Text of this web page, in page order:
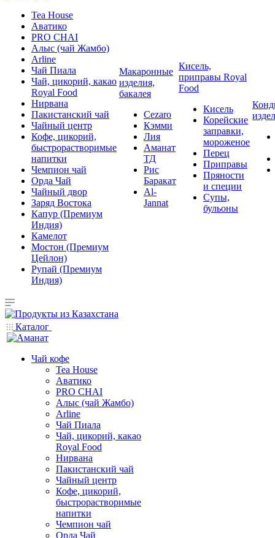
Tea House
Аватико
PRO CHAI
Алыс (чай Жамбо)
Arline
Чай Пиала
Чай, цикорий, какао
Royal Food
Нирвана
Пакистанский чай
Чайный центр
Кофе, цикорий,
быстрорастворимые
напитки
Чемпион чай
Орда Чай
Чайный двор
Заряд Востока
Капур (Премиум
Индия)
Камелот
Мостон (Премиум
Цейлон)
Рупай (Премиум
Индия)
Макаронные
изделия,
бакалея
Cezaro
Кэмми
Лия
Аманат
ТД
Рис
Баракат
Al-
Jannat
Кисель,
приправы Royal
Food
Кисель
Корейские
заправки,
мороженое
Перец
Приправы
Пряности
и специи
Супы,
бульоны
Каталог
Чай кофе
Tea House
Аватико
PRO CHAI
Алыс (чай Жамбо)
Arline
Чай Пиала
Чай, цикорий, какао
Royal Food
Нирвана
Пакистанский чай
Чайный центр
Кофе, цикорий,
быстрорастворимые
напитки
Чемпион чай
Орда Чай